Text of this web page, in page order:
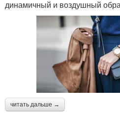
динамичный и воздушный
читать дальше →